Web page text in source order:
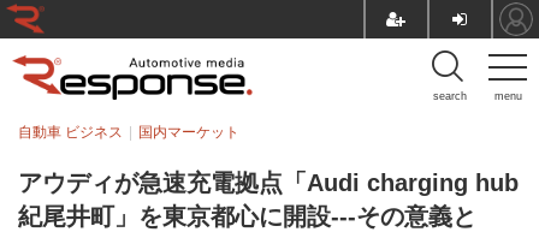
menu
search
アウディが急速充電拠点「Audi charging hub
紀尾井町」を東京都心に開設---その意義と
自動車 ビジネス 国内マーケット